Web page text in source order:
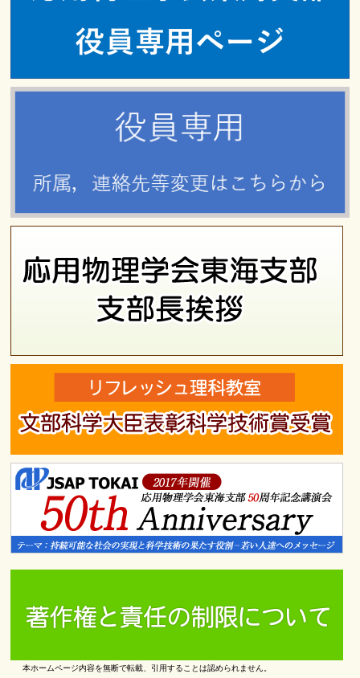
本ホームページ内容を無断で転載、引用することは認められません。